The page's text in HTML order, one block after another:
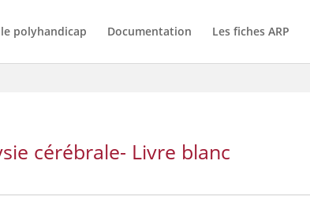
polyhandicap Documentation Les fiches ARP
cérébrale- Livre blanc